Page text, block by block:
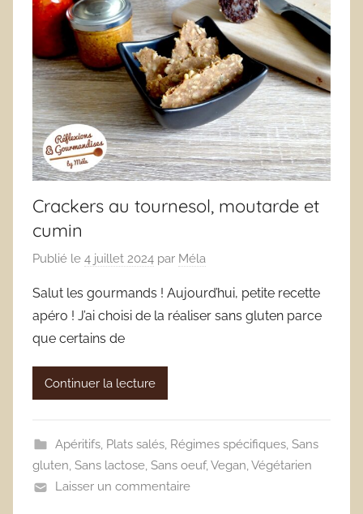
Crackers au tournesol, moutarde et
cumin
Publié le 4 juillet 2024 par Méla
Salut les gourmands ! Aujourd’hui, petite recette
apéro ! J’ai choisi de la réaliser sans gluten parce
que certains de
Continuer la lecture
Apéritifs, Plats salés, Régimes spécifiques, Sans
gluten, Sans lactose, Sans oeuf,Vegan,Végétarien
Laisser un commentaire